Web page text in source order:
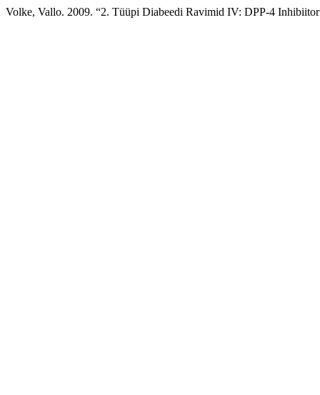
Volke, Vallo. 2009. “2. Tüüpi Diabeedi Ravimid IV: DPP-4